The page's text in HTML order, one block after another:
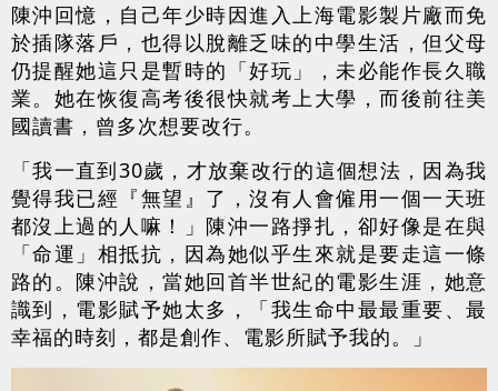
陳沖回憶，自己年少時因進入上海電影製片廠而免
於插隊落戶，也得以脫離乏味的中學生活，但父母
仍提醒她這只是暫時的「好玩」，未必能作長久職
業。她在恢復高考後很快就考上大學，而後前往美
國讀書，曾多次想要改行。
「我一直到30歲，才放棄改行的這個想法，因為我
覺得我已經『無望』了，沒有人會僱用一個一天班
都沒上過的人嘛！」陳沖一路掙扎，卻好像是在與
「命運」相抵抗，因為她似乎生來就是要走這一條
路的。陳沖說，當她回首半世紀的電影生涯，她意
識到，電影賦予她太多，「我生命中最最重要、最
幸福的時刻，都是創作、電影所賦予我的。」